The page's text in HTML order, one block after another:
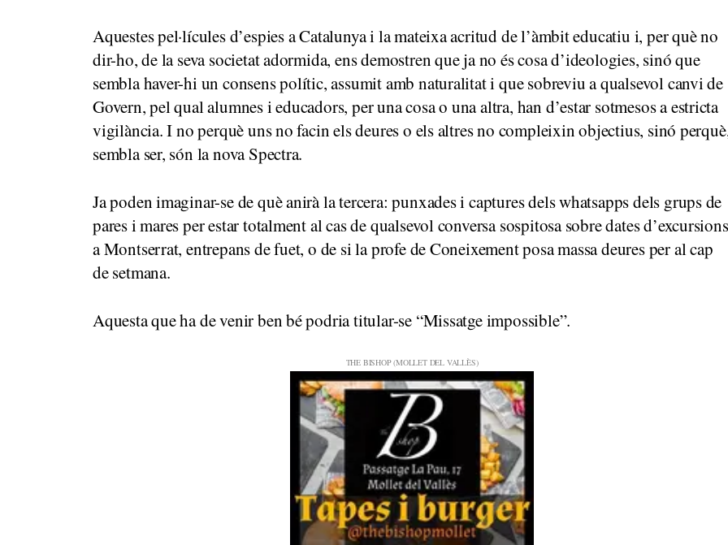
Aquestes pel·lícules d’espies a Catalunya i la mateixa acritud de l’àmbit educatiu i, per què no
dir-ho, de la seva societat adormida, ens demostren que ja no és cosa d’ideologies, sinó que
sembla haver-hi un consens polític, assumit amb naturalitat i que sobreviu a qualsevol canvi de
Govern, pel qual alumnes i educadors, per una cosa o una altra, han d’estar sotmesos a estricta
vigilància. I no perquè uns no facin els deures o els altres no compleixin objectius, sinó
sembla ser, són la nova Spectra.
Ja poden imaginar-se de què anirà la tercera: punxades i captures dels whatsapps dels grups de
pares i mares per estar totalment al cas de qualsevol conversa sospitosa sobre dates d’excursions
a Montserrat, entrepans de fuet, o de si la profe de Coneixement posa massa deures per al cap
de setmana.
Aquesta que ha de venir ben bé podria titular-se “Missatge impossible”.